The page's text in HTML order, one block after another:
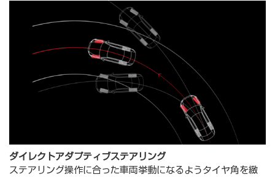
ダイレクトアダプティブステアリング
ステアリング操作に合った⾞両挙動になるようタイヤ⾓を緻